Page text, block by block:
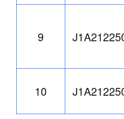
9
10